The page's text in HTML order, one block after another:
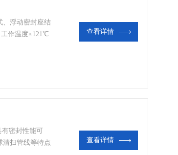
、浮动密封座结
工作温度≤121℃
查看详情
密封性能可
清扫管线等特点
查看详情